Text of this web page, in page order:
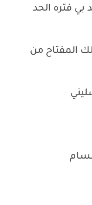
بي فتره الحد
المفتاح من